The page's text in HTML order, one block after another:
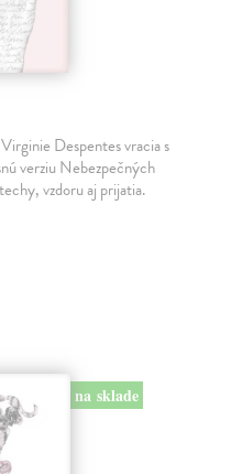
Despentes vracia s
verziu Nebezpečných
vzdoru aj prijatia.
na sklade